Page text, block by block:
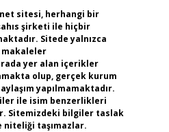
sitesi, herhangi bir
şirketi ile hiçbir
Sitede yalnızca
makaleler
yer alan içerikler
olup, gerçek kurum
yapılmamaktadır.
ile isim benzerlikleri
Sitemizdeki bilgiler taslak
niteliği taşımazlar.